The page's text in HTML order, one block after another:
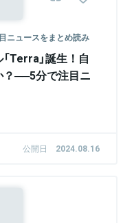
ニュースをまとめ読み
Terra」誕生！自
？──5分で注目ニ
公開日 2024.08.16